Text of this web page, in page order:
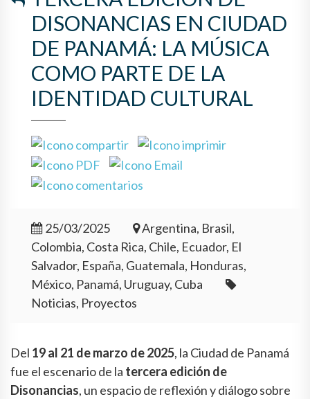
DISONANCIAS EN CIUDAD
DE PANAMÁ: LA MÚSICA
COMO PARTE DE LA
IDENTIDAD CULTURAL
25/03/2025
Argentina, Brasil,
Colombia, Costa Rica, Chile, Ecuador, El
Salvador, España, Guatemala, Honduras,
México, Panamá, Uruguay, Cuba
Noticias, Proyectos
Del 19 al 21 de marzo de 2025, la Ciudad de Panamá
fue el escenario de la tercera edición de
Disonancias, un espacio de reflexión y diálogo sobre